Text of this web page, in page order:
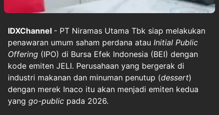
IDXChannel - PT Niramas Utama Tbk siap melakukan
penawaran umum saham perdana atau Initial Public
Offering (IPO) di Bursa Efek Indonesia (BEI) dengan
kode emiten JELI. Perusahaan yang bergerak di
industri makanan dan minuman penutup (dessert)
dengan merek Inaco itu akan menjadi emiten kedua
yang go-public pada 2026.